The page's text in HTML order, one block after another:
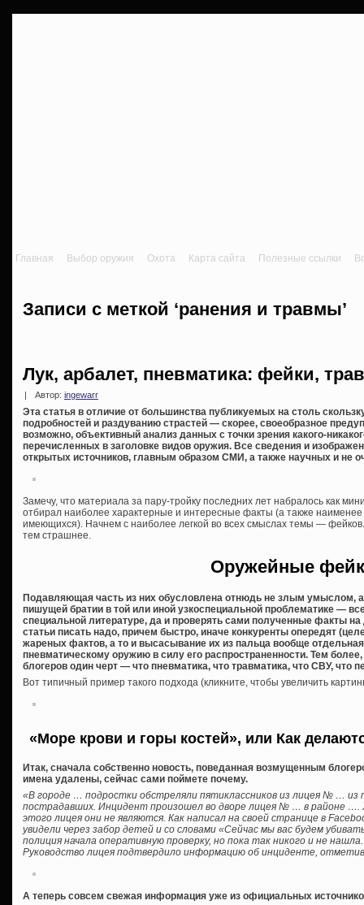
Главная Выбор оружия Охота Карта сайта Полезные ссылки
Записи с меткой ‘ранения и травмы’
Лук, арбалет, пневматика: фейки,
Автор: ingewarr
Эта статья в отличие от большинства публикуемых на столь
подробностей и раздуванию страстей — скорее, своеобразное
возможно, объективный анализ данных с точки зрения какого-
перечисленных в заголовке видов оружия. Все сведения и
открытых источников, главным образом СМИ, а также научных и не
Замечу, что материала за пару-тройку последних лет набралось как
отбирал наиболее характерные и интересные факты (а также
имеющихся). Начнем с наиболее легкой во всех смыслах темы —
тем страшнее.
Оружейные
Подавляющая часть из них обусловлена отнюдь не злым умыслом,
пишущей братии в той или иной узкоспециальной проблематике —
специальной литературе, да и проверять сами полученные факты на
статьи писать надо, причем быстро, иначе конкуренты опередят
жареных фактов, а то и высасывание их из пальца вообще
пневматическому оружию в силу его распространенности. Тем
блогеров один черт — что пневматика, что травматика, что СВУ, что
Вот типичный пример такого подхода (кликните, чтобы увеличить
«Море крови и горы костей», или Как
Итак, сначала собственно новость, поведанная возмущенным
имена удалены, сейчас сами поймете почему.
«В городе … подростки обстреляли пятиклассников из лицея № … из
пострадавших. Инцидент произошел во дворе лицея № … в районе ….
этого лицея они не являются. Как написал на своей странице в
увидели через забор детей и со словами «Сейчас мы вас будем
полиция начала оперативную проверку, но пока так никого и не нашла.
Руководство лицея подтвердило информацию об инциденте,
А теперь совсем свежая информация уже из официальных